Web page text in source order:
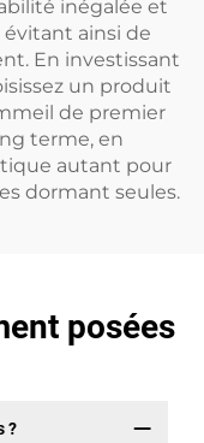
inégalée et
évitant ainsi de
En investissant
un produit
de premier
terme, en
autant pour
dormant seules.
posées
?